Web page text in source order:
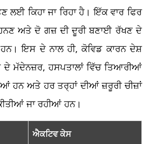
ਲਈ ਕਿਹਾ ਜਾ ਰਿਹਾ ਹੈ। ਇੱਕ ਵਾਰ ਫਿਰ
ਅਤੇ ਦੋ ਗਜ਼ ਦੀ ਦੂਰੀ ਬਣਾਈ ਰੱਖਣ ਦੇ
ਇਸ ਦੇ ਨਾਲ ਹੀ, ਕੋਵਿਡ ਕਾਰਨ ਦੇਸ਼
ਦੇ ਮੱਦੇਨਜ਼ਰ, ਹਸਪਤਾਲਾਂ ਵਿੱਚ ਤਿਆਰੀਆਂ
ਹਨ ਅਤੇ ਹਰ ਤਰ੍ਹਾਂ ਦੀਆਂ ਜ਼ਰੂਰੀ ਚੀਜ਼ਾਂ
ਜਾ ਰਹੀਆਂ ਹਨ।
ਐਕਟਿਵ ਕੇਸ